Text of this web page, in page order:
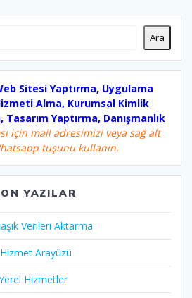
Ara
Sitesi Yaptırma, Uygulama
Alma, Kurumsal Kimlik
Tasarım Yaptırma, Danışmanlık
için mail adresimizi veya sağ alt
tuşunu kullanın.
YAZILAR
Verileri Aktarma
Hizmet Arayüzü
Hizmetler